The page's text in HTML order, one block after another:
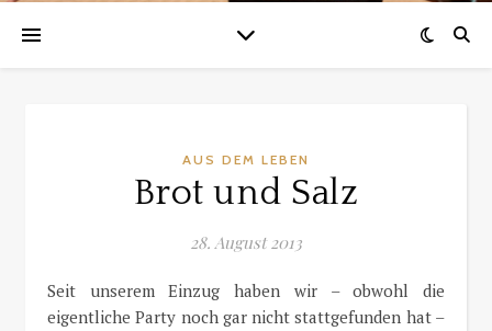
AUS DEM LEBEN
Brot und Salz
28. August 2013
Seit unserem Einzug haben wir – obwohl die
eigentliche Party noch gar nicht stattgefunden hat –